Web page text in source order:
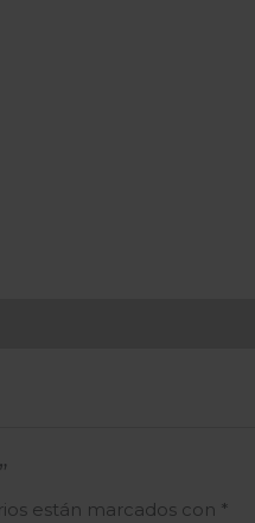
están marcados con *